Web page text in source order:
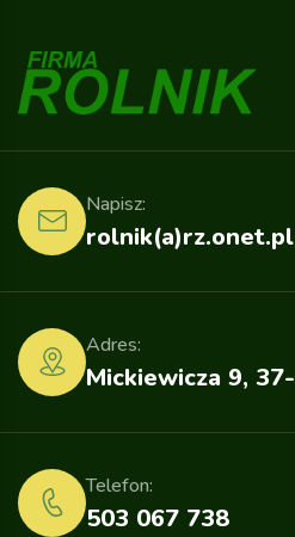
rolnik(a)rz.onet.pl
Napisz:
Mickiewicza 9,
Adres:
503 067 738
Telefon: